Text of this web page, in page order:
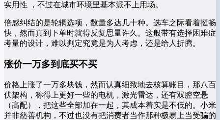
实用性 ，不过在城市环境里基本派不上用场。
倍感纠结的是轮辋选项，数量多达几十种。选车之际看着挺畅
快，然而真到下单时就得反复思量许久。这般带有选择困难症
考量的设计，难以判定究竟是为人考虑，还是给人折腾。
涨价一万多到底买不买
价格上涨了一万多块钱，然而认真细致地去核算账目，那八百
伏架构，称得上更好一些的电机，激光雷达，还有双腔空悬
（高配），把这些全部加在一起，其成本着实是不低的。小米
并非慈善机构，不过也没有把消费者当作那种极易上当受骗的